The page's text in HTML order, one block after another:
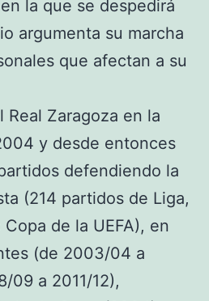
la que se despedirá
argumenta su marcha
que afectan a su
Real Zaragoza en la
y desde entonces
defendiendo la
(214 partidos de Liga,
de la UEFA), en
(de 2003/04 a
09 a 2011/12),